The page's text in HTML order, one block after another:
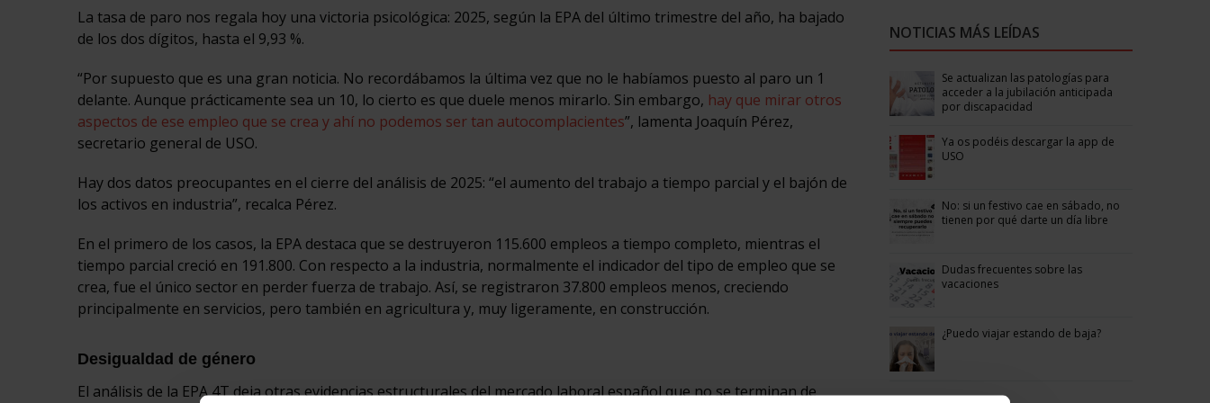
La tasa de paro nos regala hoy una victoria psicológica: 2025, según la EPA del último trimestre del año, ha bajado
de los dos dígitos, hasta el 9,93 %.
“Por supuesto que es una gran noticia. No recordábamos la última vez que no le habíamos puesto al paro un 1
delante. Aunque prácticamente sea un 10, lo cierto es que duele menos mirarlo. Sin embargo, hay que mirar otros
aspectos de ese empleo que se crea y ahí no podemos ser tan autocomplacientes”, lamenta Joaquín Pérez,
secretario general de USO.
Hay dos datos preocupantes en el cierre del análisis de 2025: “el aumento del trabajo a tiempo parcial y el bajón de
los activos en industria”, recalca Pérez.
En el primero de los casos, la EPA destaca que se destruyeron 115.600 empleos a tiempo completo, mientras el
tiempo parcial creció en 191.800. Con respecto a la industria, normalmente el indicador del tipo de empleo que se
crea, fue el único sector en perder fuerza de trabajo. Así, se registraron 37.800 empleos menos, creciendo
principalmente en servicios, pero también en agricultura y, muy ligeramente, en construcción.
Desigualdad de género
El análisis de la EPA 4T deja otras evidencias estructurales del mercado laboral español que no se terminan de
NOTICIAS MÁS LEÍDAS
Se actualizan las patologías para
acceder a la jubilación anticipada
por discapacidad
Ya os podéis descargar la app de
USO
No: si un festivo cae en sábado, no
tienen por qué darte un día libre
Dudas frecuentes sobre las
vacaciones
¿Puedo viajar estando de baja?